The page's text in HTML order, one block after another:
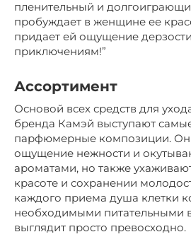
пленительный и
пробуждает в женщине ее
придает ей ощущение
приключениям!”
Ассортимент
Основой всех средств для
бренда Камэй выступают
парфюмерные композиции.
ощущение нежности и
ароматами, но также
красоте и сохранении
каждого приема душа клетки
необходимыми питательными
выглядит просто превосходно.